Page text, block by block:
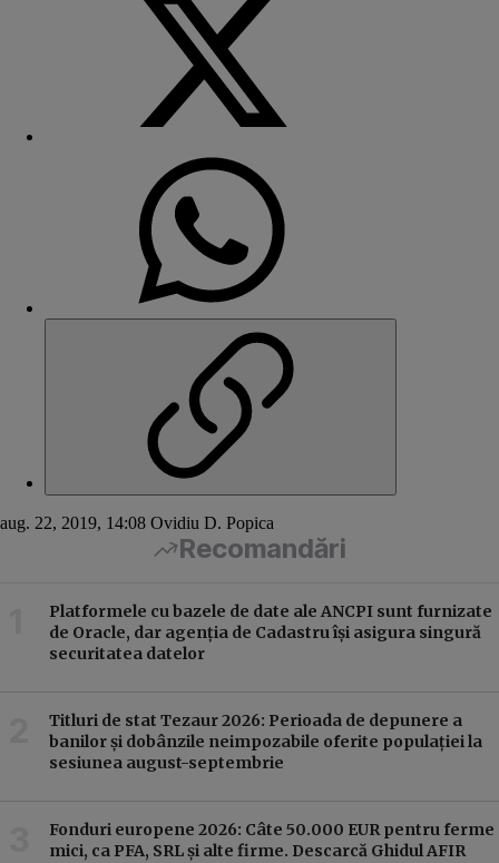
aug. 22, 2019, 14:08 Ovidiu D. Popica
Recomandări
Platformele cu bazele de date ale ANCPI sunt furnizate
de Oracle, dar agenția de Cadastru își asigura singură
securitatea datelor
Titluri de stat Tezaur 2026: Perioada de depunere a
banilor și dobânzile neimpozabile oferite populației la
sesiunea august-septembrie
Fonduri europene 2026: Câte 50.000 EUR pentru ferme
mici, ca PFA, SRL și alte firme. Descarcă Ghidul AFIR